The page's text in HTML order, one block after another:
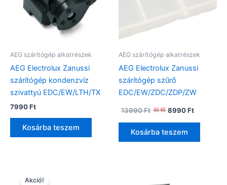
AEG szárítógép alkatrészek
AEG Electrolux Zanussi
szárítógép kondenzvíz
szivattyú EDC/EW/LTH/TX
7990Ft
Kosárba teszem
AEG szárítógép alkatrészek
AEG Electrolux Zanussi
szárítógép szűrő
EDC/EW/ZDC/ZDP/ZW
13990Ft
Original
price
was:
13990 Ft.
8990Ft
price
is:
Kosárba teszem
Akció!